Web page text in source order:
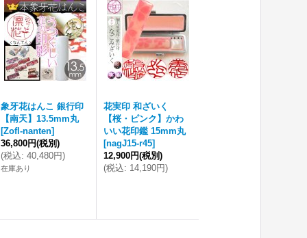
象牙花はんこ 銀行印
【南天】13.5mm丸
[Zofl-nanten]
36,800円(税別)
(税込: 40,480円)
在庫あり
花実印 和ざいく
【桜・ピンク】かわ
いい花印鑑 15mm丸
[nagJ15-r45]
12,900円(税別)
(税込: 14,190円)